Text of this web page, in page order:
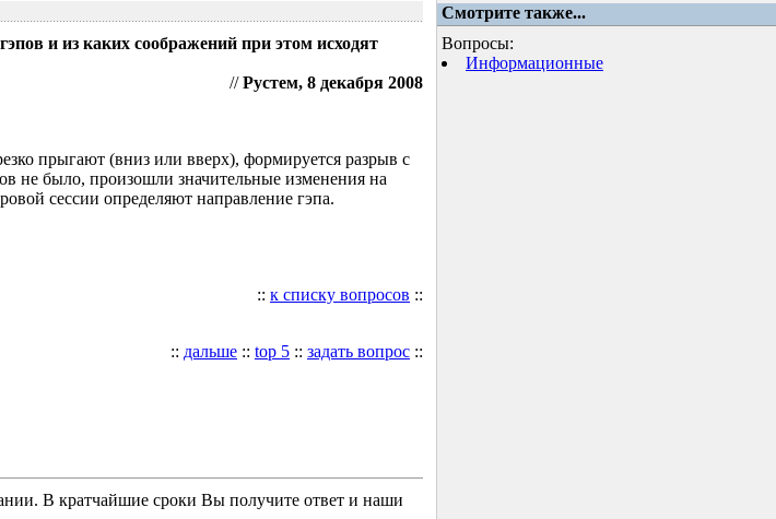
Смотрите также...
и из каких соображений при этом исходят
//Рустем, 8 декабря 2008
прыгают (вниз или вверх), формируется разрыв с
не было, произошли значительные изменения на
сессии определяют направление гэпа.
:: к списку вопросов ::
Вопросы:
Информационные
:: дальше :: top 5 :: задать вопрос ::
В кратчайшие сроки Вы получите ответ и наши